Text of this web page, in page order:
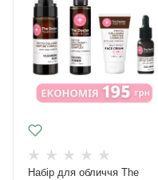
Набір для обличчя The